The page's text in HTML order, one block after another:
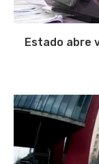
Estado abre